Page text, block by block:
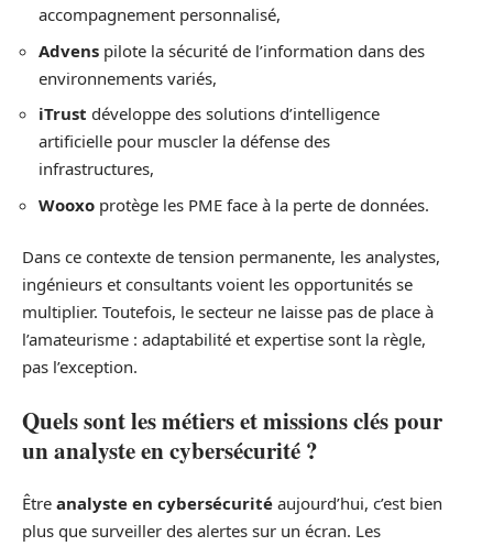
accompagnement personnalisé,
Advens pilote la sécurité de l’information dans des
environnements variés,
iTrust développe des solutions d’intelligence
artificielle pour muscler la défense des
infrastructures,
Wooxo protège les PME face à la perte de données.
Dans ce contexte de tension permanente, les analystes,
ingénieurs et consultants voient les opportunités se
multiplier. Toutefois, le secteur ne laisse pas de place à
l’amateurisme : adaptabilité et expertise sont la règle,
pas l’exception.
Quels sont les métiers et missions clés pour
un analyste en cybersécurité ?
Être analyste en cybersécurité aujourd’hui, c’est bien
plus que surveiller des alertes sur un écran. Les